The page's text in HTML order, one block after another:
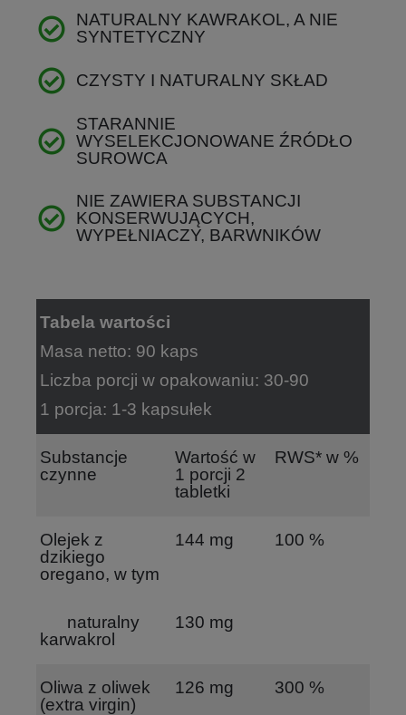
NATURALNY KAWRAKOL, A NIE
SYNTETYCZNY
CZYSTY I NATURALNY SKŁAD
STARANNIE
WYSELEKCJONOWANE ŹRÓDŁO
SUROWCA
NIE ZAWIERA SUBSTANCJI
KONSERWUJĄCYCH,
WYPEŁNIACZY, BARWNIKÓW
Tabela wartości
Masa netto: 90 kaps
Liczba porcji w opakowaniu: 30-90
1 porcja: 1-3 kapsułek
Substancje
czynne
Wartość w
1 porcji 2
tabletki
RWS* w %
Olejek z
dzikiego
oregano, w tym
144 mg 100 %
naturalny
karwakrol
130 mg
Oliwa z oliwek
(extra virgin)
126 mg 300 %